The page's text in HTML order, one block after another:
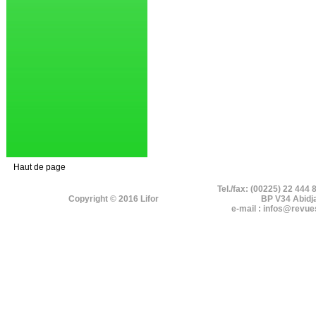
Haut de page
Copyright © 2016 Lifor
Tel./fax: (00225) 22 444
BP V34
e-mail :